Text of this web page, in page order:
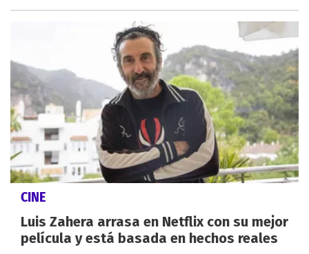
CINE
Luis Zahera arrasa en Netflix con su mejor
película y está basada en hechos reales